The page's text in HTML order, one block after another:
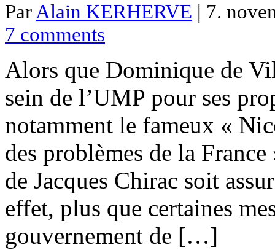
Par Alain KERHERVE | 7.
7 comments
Alors que Dominique de
sein de l’UMP pour ses
notamment le fameux «
des problèmes de la
de Jacques Chirac soit
effet, plus que certaines
gouvernement de […]